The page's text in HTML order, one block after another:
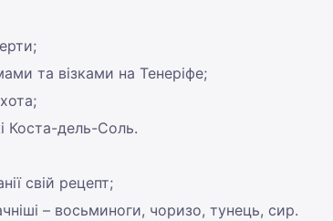
та візками на Тенеріфе;
Коста-дель-Соль.
свій рецепт;
– восьминоги, чоризо, тунець, сир.